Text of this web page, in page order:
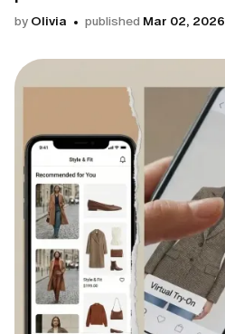
by Olivia published Mar 02, 2026